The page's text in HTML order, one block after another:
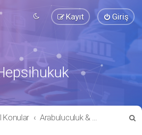
Giriş
Kayıt
Konular Arabuluculuk & Uzlaştırma